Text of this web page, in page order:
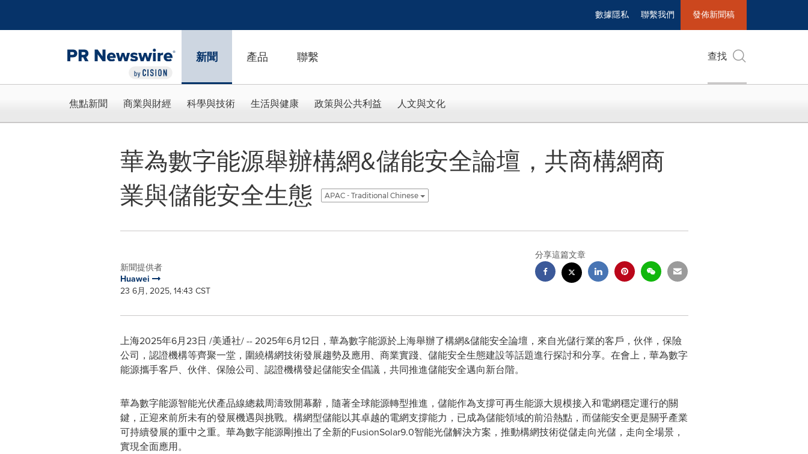
數據隱私 聯繫我們 發佈新聞稿
新聞 產品 聯繫 查找
焦點新聞 商業與財經 科學與技術 生活與健康 政策與公共利益 人文與文化
華為數字能源舉辦構網&儲能安全論壇，共商構網商
業與儲能安全生態
APAC - Traditional Chinese
新聞提供者
Huawei
23 6月, 2025, 14:43 CST
分享這篇文章
上海2025年6月23日 /美通社/ -- 2025年6月12日，華為數字能源於上海舉辦了構網&儲能安全論壇，來自光儲行業的客戶，伙伴，保險
公司，認證機構等齊聚一堂，圍繞構網技術發展趨勢及應用、商業實踐、儲能安全生態建設等話題進行探討和分享。在會上，華為數字
能源攜手客戶、伙伴、保險公司、認證機構發起儲能安全倡議，共同推進儲能安全邁向新台階。
華為數字能源智能光伏產品線總裁周濤致開幕辭，隨著全球能源轉型推進，儲能作為支撐可再生能源大規模接入和電網穩定運行的關
鍵，正迎來前所未有的發展機遇與挑戰。構網型儲能以其卓越的電網支撐能力，已成為儲能領域的前沿熱點，而儲能安全更是關乎產業
可持續發展的重中之重。華為數字能源剛推出了全新的FusionSolar9.0智能光儲解決方案，推動構網技術從儲走向光儲，走向全場景，
實現全面應用。